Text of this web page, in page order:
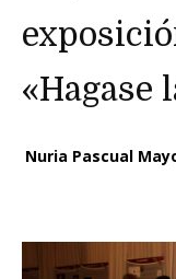
«Hagase
Nuria Pascual